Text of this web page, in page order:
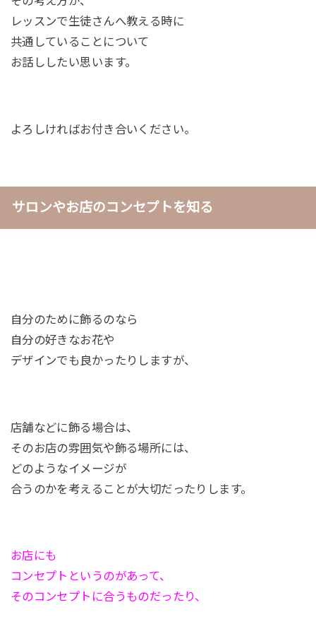
レッスンで生徒さんへ教える時に
共通していることについて
お話ししたい思います。
よろしければお付き合いください。
サロンやお店のコンセプトを知る
自分のために飾るのなら
自分の好きなお花や
デザインでも良かったりしますが、
店舗などに飾る場合は、
そのお店の雰囲気や飾る場所には、
どのようなイメージが
合うのかを考えることが大切だったりします。
お店にも
コンセプトというのがあって、
そのコンセプトに合うものだったり、